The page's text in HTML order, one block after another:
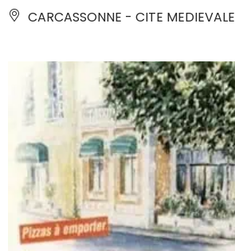
CARCASSONNE - CITE MEDIEVALE